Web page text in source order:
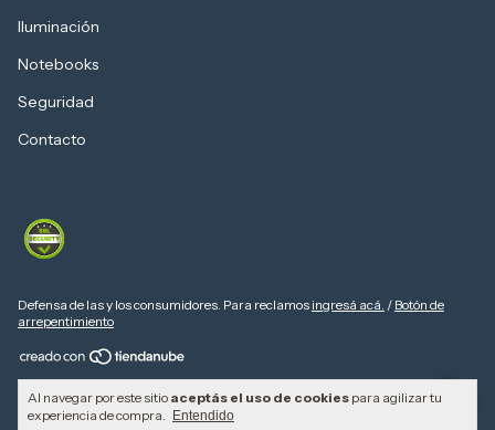
Al navegar por este sitio aceptás el uso de cookies para agilizar tu
experiencia de compra.
Entendido
Iluminación
Notebooks
Seguridad
Contacto
Defensa de las y los consumidores. Para reclamos ingresá acá. / Botón de
arrepentimiento
Copyright Computers Depot - 20310103730 - 2026. Todos los derechos
reservados.